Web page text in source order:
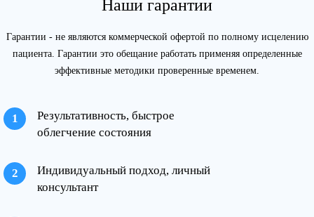
Наши гарантии
Гарантии - не являются коммерческой офертой по полному исцелению
пациента. Гарантии это обещание работать применяя определенные
эффективные методики проверенные временем.
Результативность, быстрое
облегчение состояния
Индивидуальный подход, личный
консультант